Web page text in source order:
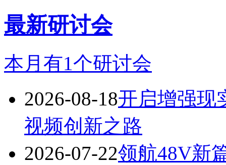
最新研讨会
本月有1个研讨会
2026-08-18开启增强现
视频创新之路
2026-07-22领航48V新